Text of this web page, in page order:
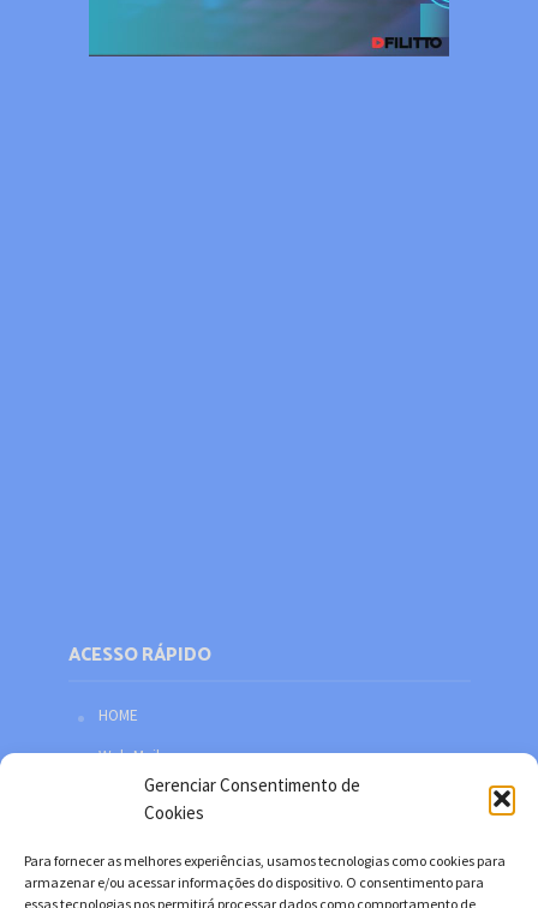
Gerenciar Consentimento de
Cookies
Para fornecer as melhores experiências, usamos tecnologias como cookies para
armazenar e/ou acessar informações do dispositivo. O consentimento para
essas tecnologias nos permitirá processar dados como comportamento de
ACESSO RÁPIDO
HOME
Web Mail
Política de privacidade
Facebook